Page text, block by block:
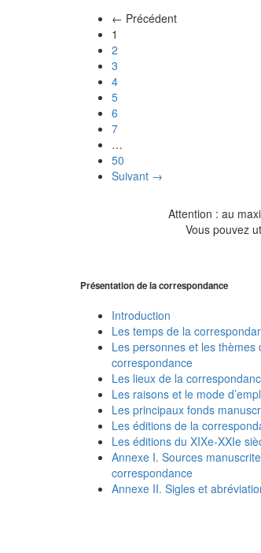
← Précédent
1
2
3
4
5
6
7
…
50
Suivant →
Attention : au
Vous pouvez
Présentation de la correspondance
Introduction
Les temps de la
Les personnes et les thèmes
correspondance
Les lieux de la
Les raisons et le mode
Les principaux fonds
Les éditions de la
Les éditions du XIXe-XXIe
Annexe I. Sources
correspondance
Annexe II. Sigles et